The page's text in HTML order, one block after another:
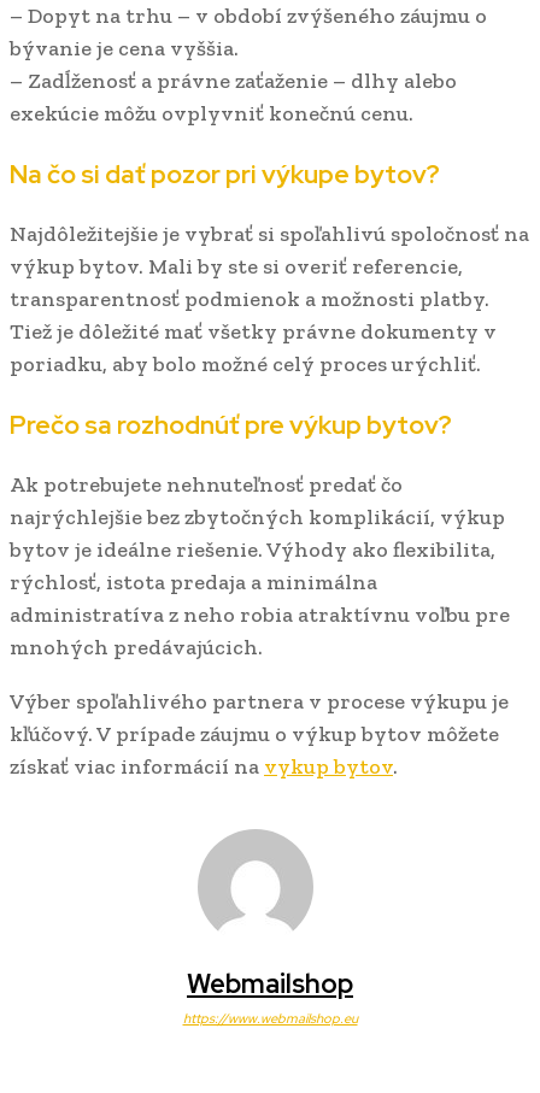
– Dopyt na trhu – v období zvýšeného záujmu o
bývanie je cena vyššia.
– Zadĺženosť a právne zaťaženie – dlhy alebo
exekúcie môžu ovplyvniť konečnú cenu.
Na čo si dať pozor pri výkupe bytov?
Najdôležitejšie je vybrať si spoľahlivú spoločnosť na
výkup bytov. Mali by ste si overiť referencie,
transparentnosť podmienok a možnosti platby.
Tiež je dôležité mať všetky právne dokumenty v
poriadku, aby bolo možné celý proces urýchliť.
Prečo sa rozhodnúť pre výkup bytov?
Ak potrebujete nehnuteľnosť predať čo
najrýchlejšie bez zbytočných komplikácií, výkup
bytov je ideálne riešenie. Výhody ako flexibilita,
rýchlosť, istota predaja a minimálna
administratíva z neho robia atraktívnu voľbu pre
mnohých predávajúcich.
Výber spoľahlivého partnera v procese výkupu je
kľúčový. V prípade záujmu o výkup bytov môžete
získať viac informácií na vykup bytov.
Webmailshop
https://www.webmailshop.eu